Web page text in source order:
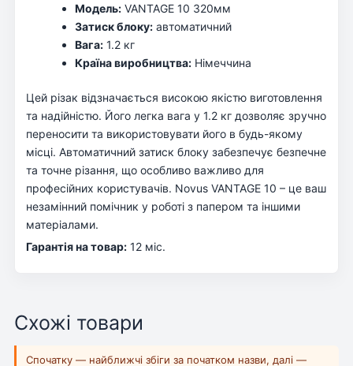
Модель: VANTAGE 10 320мм
Затиск блоку: автоматичний
Вага: 1.2 кг
Країна виробництва: Німеччина
Цей різак відзначається високою якістю виготовлення
та надійністю. Його легка вага у 1.2 кг дозволяє зручно
переносити та використовувати його в будь-якому
місці. Автоматичний затиск блоку забезпечує безпечне
та точне різання, що особливо важливо для
професійних користувачів. Novus VANTAGE 10 – це ваш
незамінний помічник у роботі з папером та іншими
матеріалами.
Гарантія на товар: 12 міс.
Схожі товари
Спочатку — найближчі збіги за початком назви, далі —